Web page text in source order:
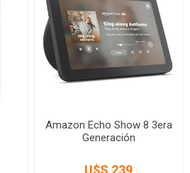
Amazon Echo Show 8 3era
Generación
U$S 239